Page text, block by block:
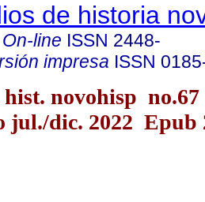
de historia
line ISSN 2448-
impresa ISSN
novohisp
jul./dic. 2022 Epub